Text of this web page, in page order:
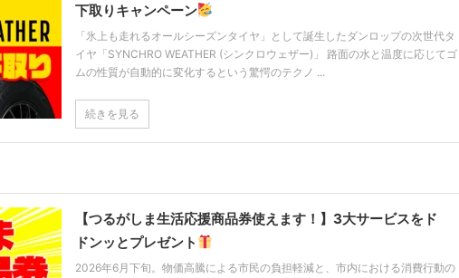
下取りキャンペーン
「氷上も走れるオールシーズンタイヤ」として誕生したダンロップの次世代タ
イヤ「SYNCHRO WEATHER (シンクロウェザー)」 路面の水と温度に応じてゴ
ムの性質が自動的に変化するという驚愕のテクノ ...
続きを見る
【つるがしま生活応援商品券使えます！】3大サービスをド
ドンッとプレゼント
2026年6月下旬。物価高騰による市民の負担軽減と、市内における消費行動の